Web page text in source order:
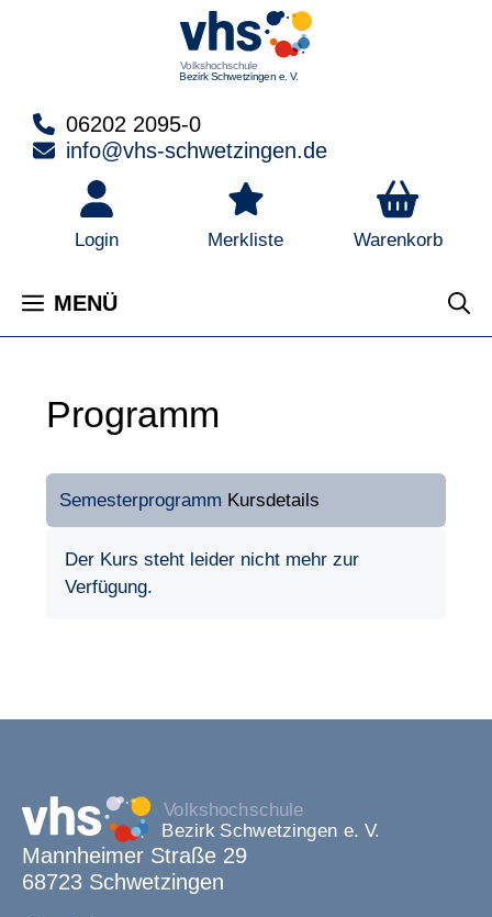
06202 2095-0
info@vhs-schwetzingen.de
Login Merkliste Warenkorb
MENÜ
Programm
Semesterprogramm Kursdetails
Der Kurs steht leider nicht mehr zur
Verfügung.
Mannheimer Straße 29
68723 Schwetzingen